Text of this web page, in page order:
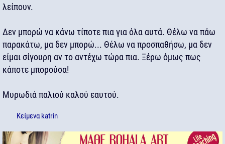
λείπουν.
Δεν μπορώ να κάνω τίποτε πια για όλα αυτά. Θέλω να πάω
παρακάτω, μα δεν μπορώ... Θέλω να προσπαθήσω, μα δεν
είμαι σίγουρη αν το αντέχω τώρα πια. Ξέρω όμως πως
κάποτε μπορούσα!
Μυρωδιά παλιού καλού εαυτού.
Κείμενα katrin